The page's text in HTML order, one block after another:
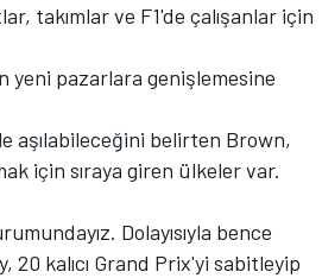
takımlar ve F1'de çalışanlar için
yeni pazarlara genişlemesine
aşılabileceğini belirten Brown,
için sıraya giren ülkeler var.
Dolayısıyla bence
20 kalıcı Grand Prix'yi sabitleyip